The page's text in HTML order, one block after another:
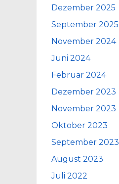
Dezember 2025
September 2025
November 2024
Juni 2024
Februar 2024
Dezember 2023
November 2023
Oktober 2023
September 2023
August 2023
Juli 2022